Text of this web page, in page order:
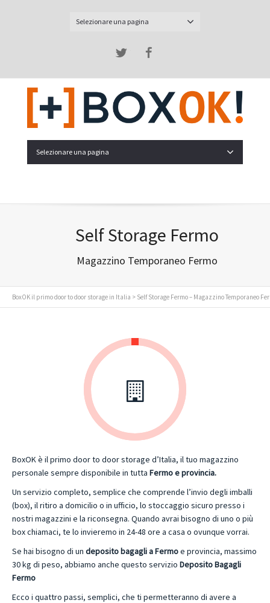
Selezionare una pagina
Twitter
Selezionare una pagina
Self Storage Fermo
Magazzino Temporaneo Fermo
BoxOK il primo door to door storage in Italia > Self Storage Fermo – Magazzino Temporaneo
BoxOK è il primo door to door storage d’Italia, il tuo magazzino
personale sempre disponibile in tutta Fermo e provincia.
Un servizio completo, semplice che comprende l’invio degli imballi
(box), il ritiro a domicilio o in ufficio, lo stoccaggio sicuro presso i
nostri magazzini e la riconsegna. Quando avrai bisogno di uno o più
box chiamaci, te lo invieremo in 24-48 ore a casa o ovunque vorrai.
Se hai bisogno di un deposito bagagli a Fermoe provincia, massimo
30 kg di peso, abbiamo anche questo servizio Deposito Bagagli
Fermo
Ecco i quattro passi, semplici, che ti permetteranno di avere a